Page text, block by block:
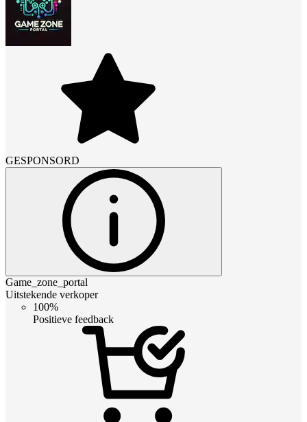
GESPONSORD
Game_zone_portal
Uitstekende verkoper
100%
Positieve feedback